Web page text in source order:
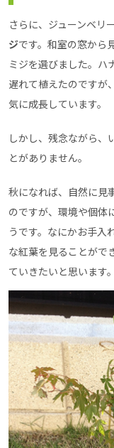
さらに、ジューンベリ
ジです。和室の窓から
ミジを選びました。ハ
遅れて植えたのですが
気に成長しています。
しかし、残念ながら、
とがありません。
秋になれば、自然に見
のですが、環境や個体
うです。なにかお手入
な紅葉を見ることがで
ていきたいと思います。